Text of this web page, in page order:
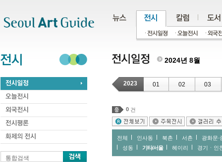
통합검색
2024년 8월
2023 01 02 03
0 건
전체 인사동 북촌 서촌
광화문∙
성동
기타/서울 헤이리 경기ㆍ인